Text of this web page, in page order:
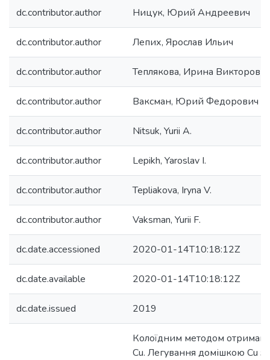
dc.contributor.author Ницук, Юрий Андреевич
dc.contributor.author Лепих, Ярослав Ильич
dc.contributor.author Теплякова, Ирина
dc.contributor.author Ваксман, Юрий Федорович
dc.contributor.author Nitsuk, Yurii A.
dc.contributor.author Lepikh, Yaroslav I.
dc.contributor.author Tepliakova, Iryna V.
dc.contributor.author Vaksman, Yurii F.
dc.date.accessioned 2020-01-14T10:18:12Z
dc.date.available 2020-01-14T10:18:12Z
dc.date.issued 2019
Колоїдним методом
Cu. Легування домішкою Cu